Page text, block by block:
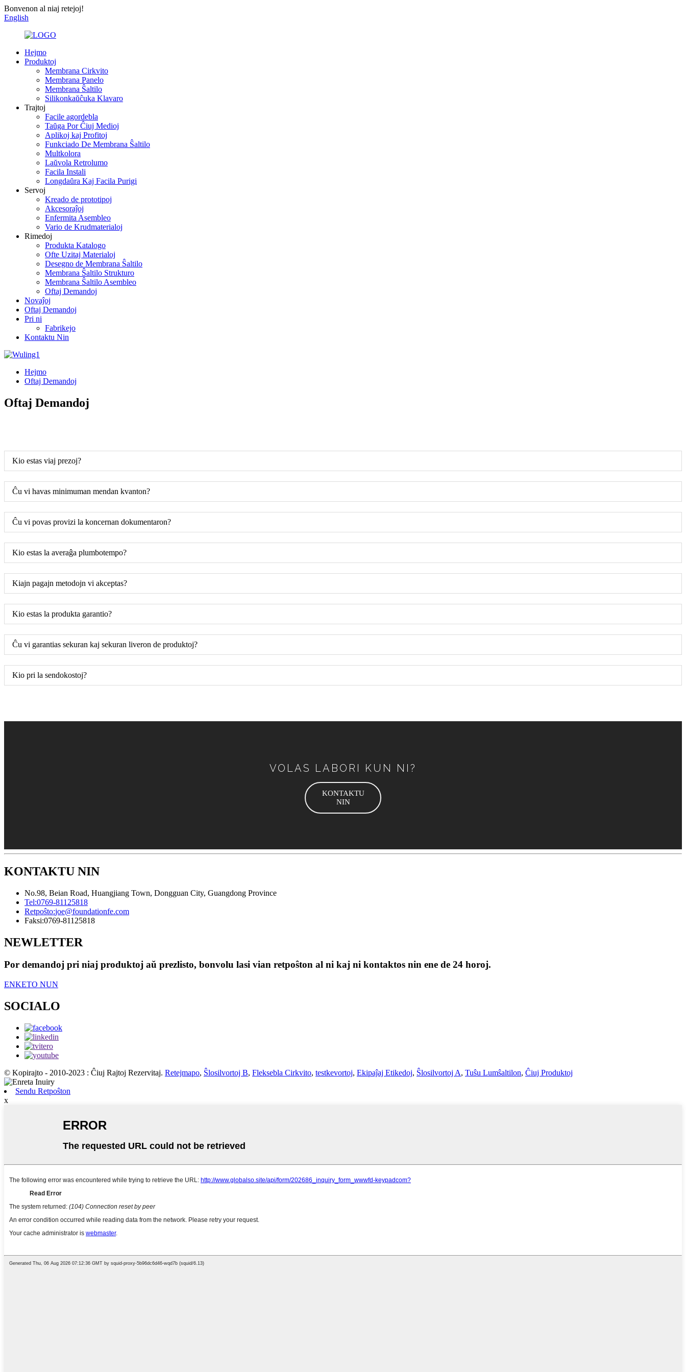
Bonvenon al niaj retejoj!
English
Hejmo
Produktoj
Membrana Cirkvito
Membrana Panelo
Membrana Ŝaltilo
Silikonkaŭĉuka Klavaro
Trajtoj
Facile agordebla
Taŭga Por Ĉiuj Medioj
Aplikoj kaj Profitoj
Funkciado De Membrana Ŝaltilo
Multkolora
Laŭvola Retrolumo
Facila Instali
Longdaŭra Kaj Facila Purigi
Servoj
Kreado de prototipoj
Akcesoraĵoj
Enfermita Asembleo
Vario de Krudmaterialoj
Rimedoj
Produkta Katalogo
Ofte Uzitaj Materialoj
Desegno de Membrana Ŝaltilo
Membrana Ŝaltilo Strukturo
Membrana Ŝaltilo Asembleo
Oftaj Demandoj
Novaĵoj
Oftaj Demandoj
Pri ni
Fabrikejo
Kontaktu Nin
Hejmo
Oftaj Demandoj
Oftaj Demandoj
Kio estas viaj prezoj?
Ĉu vi havas minimuman mendan kvanton?
Ĉu vi povas provizi la koncernan dokumentaron?
Kio estas la averaĝa plumbotempo?
Kiajn pagajn metodojn vi akceptas?
Kio estas la produkta garantio?
Ĉu vi garantias sekuran kaj sekuran liveron de produktoj?
Kio pri la sendokostoj?
VOLAS LABORI KUN NI?
KONTAKTU
NIN
KONTAKTU NIN
No.98, Beian Road, Huangjiang Town, Dongguan City, Guangdong Province
Tel:0769-81125818
Retpoŝto:joe@foundationfe.com
Faksi:0769-81125818
NEWLETTER
Por demandoj pri niaj produktoj aŭ prezlisto, bonvolu lasi vian retpoŝton al ni kaj ni kontaktos nin ene de 24 horoj.
ENKETO NUN
SOCIALO
© Kopirajto - 2010-2023 : Ĉiuj Rajtoj Rezervitaj. Retejmapo, Ŝlosilvortoj B, Fleksebla Cirkvito, testkevortoj, Ekipaĵaj Etikedoj, Ŝlosilvortoj A, Tuŝu Lumŝaltilon, Ĉiuj Produktoj
Sendu Retpoŝton
x